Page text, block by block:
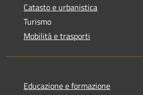
Catasto e urbanistica
Turismo
Mobilità e trasporti
Educazione e formazione